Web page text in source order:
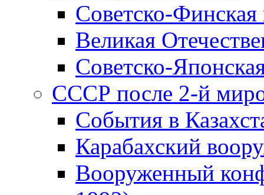
Советско-
Великая
Советско-
СССР после 2-й
События в
Карабахский
Вооруженный